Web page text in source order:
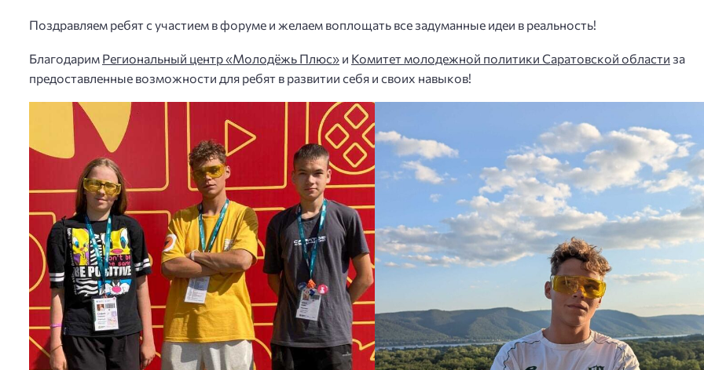
Поздравляем ребят с участием в форуме и желаем воплощать все задуманные идеи в реальность!
Благодарим Региональный центр «Молодёжь Плюс» и Комитет молодежной политики Саратовской области за
предоставленные возможности для ребят в развитии себя и своих навыков!